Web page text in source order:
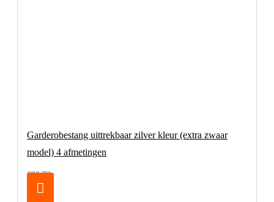
Garderobestang uittrekbaar zilver kleur (extra zwaar
model) 4 afmetingen
€32,70